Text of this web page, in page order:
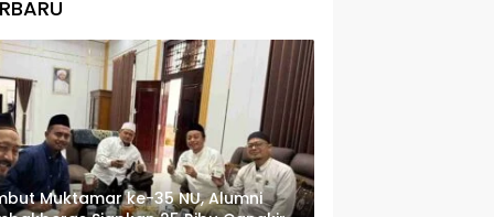
Muktamar ke-35 NU, Alumni